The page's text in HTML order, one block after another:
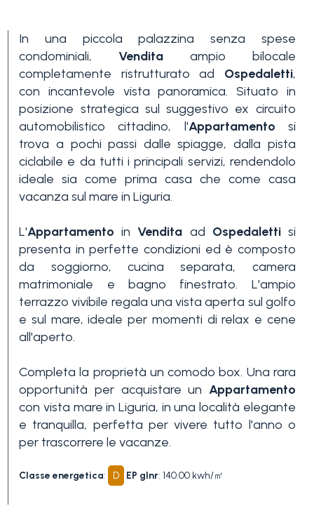
In una piccola palazzina senza spese
condominiali, Vendita ampio bilocale
completamente ristrutturato ad Ospedaletti,
con incantevole vista panoramica. Situato in
posizione strategica sul suggestivo ex circuito
automobilistico cittadino, l'Appartamento si
trova a pochi passi dalle spiagge, dalla pista
ciclabile e da tutti i principali servizi, rendendolo
ideale sia come prima casa che come casa
vacanza sul mare in Liguria.
L'Appartamento in Vendita ad Ospedalettisi
presenta in perfette condizioni ed è composto
da soggiorno, cucina separata, camera
matrimoniale e bagno finestrato. L'ampio
terrazzo vivibile regala una vista aperta sul golfo
e sul mare, ideale per momenti di relax e cene
all'aperto.
Completa la proprietà un comodo box. Una rara
opportunità per acquistare un Appartamento
con vista mare in Liguria, in una località elegante
e tranquilla, perfetta per vivere tutto l'anno o
per trascorrere le vacanze.
Classe energetica: D EP glnr: 140.00 kwh/㎡
Camere
minime
Qualsiasi
1
2
Altre
opzioni
-